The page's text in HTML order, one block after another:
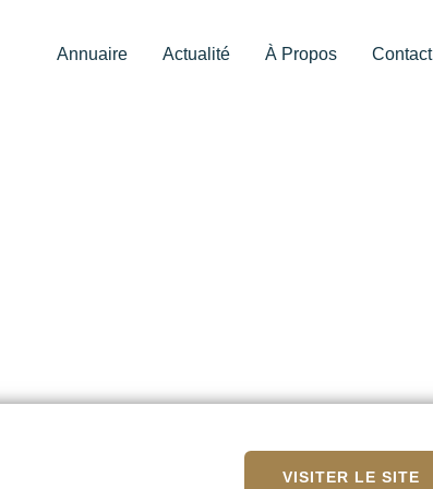
Annuaire Actualité À Propos Contact
VISITER LE SITE